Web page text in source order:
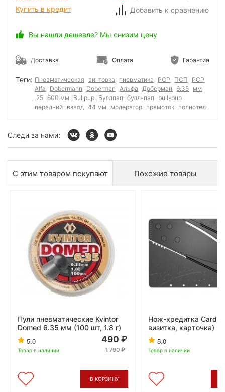
Купить в кредит
Добавить к сравнению
Вы нашли дешевле? Мы снизим цену
Доставка Оплата Гарантия
Теги: Пневматическая винтовка пневматика PCP ПСП
РСР
Alfa
Dobermann Doberman Альфа Доберман 6.35 мм
.25 600 мм Bullpup Буллпап булл-пап
bull-pup
передний взвод 44 мм модератор прямоток полнотел
Следи за нами:
С этим товаром покупают Похожие товары
Пули пневматические Kvintor
Domed 6.35 мм (100 шт, 1.8 г)
5.0
Товар в наличии
490
1 790
В КОРЗИНУ
Нож-кредитка
визитка, карточка)
5.0
Товар в наличии